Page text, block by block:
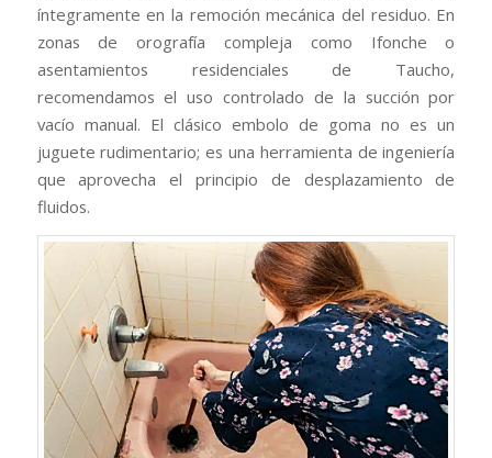
íntegramente en la remoción mecánica del residuo. En
zonas de orografía compleja como Ifonche o
asentamientos residenciales de Taucho,
recomendamos el uso controlado de la succión por
vacío manual. El clásico embolo de goma no es un
juguete rudimentario; es una herramienta de ingeniería
que aprovecha el principio de desplazamiento de
fluidos.